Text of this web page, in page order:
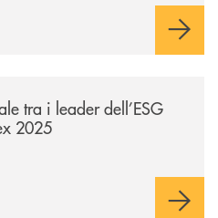
tra i leader dell’ESG
2025